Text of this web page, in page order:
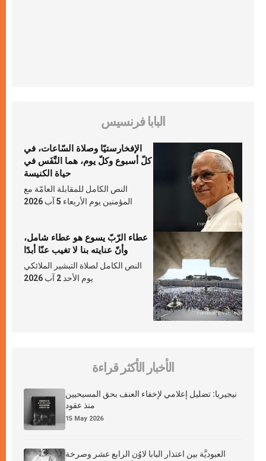
البابا فرنسيس
الإفخارستيّا وصلاة السّاعات، في
كلّ أسبوع وكلّ يوم، هما النَّفَس في
حياة الكنيسة
النص الكامل للمقابلة العامّة مع
المؤمنين يوم الأربعاء 5 آب 2026
عطاء الرّبّ يسوع هو عطاء شامل،
وأنّ عنايته بنا لا تغيب عنّا أبدًا
النص الكامل لصلاة التبشير الملائكي
يوم الأحد 2 آب 2026
الأخبار الأكثر قراءة
نيجيريا: تضليل إعلامي لإخفاء العنف بحق المسيحيين
منذ عقود
15 May 2026
العبوديَّة بين اعتذار البابا لاوُن الرابع عشر وصرخة